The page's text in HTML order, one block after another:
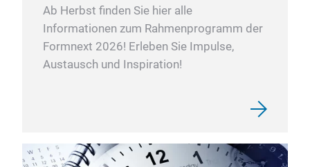
Ab Herbst finden Sie hier alle
Informationen zum Rahmenprogramm der
Formnext 2026! Erleben Sie Impulse,
Austausch und Inspiration!